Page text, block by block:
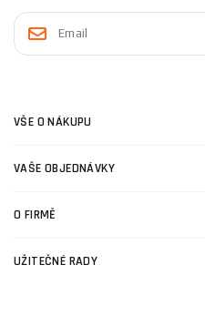
VŠE O NÁKUPU
VAŠE OBJEDNÁVKY
O FIRMĚ
UŽITEČNÉ RADY